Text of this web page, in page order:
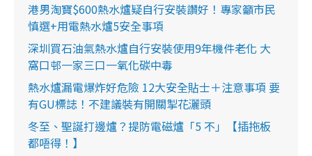
港男淘寶$600熱水爐疑自行安裝讚好！專家籲市民
慎選+用電熱水爐5安全事項
深圳買石油氣熱水爐自行安裝使用9年機件老化 大
窩口邨一家三口一氧化碳中毒
熱水爐漏電爆炸好危險 12大安全貼士＋注意事項 要
有GU標誌！不建議裝有開關掣花灑頭
冬至、聖誕打邊爐？提防電磁爐「5 不」【插拖板
都唔得！】